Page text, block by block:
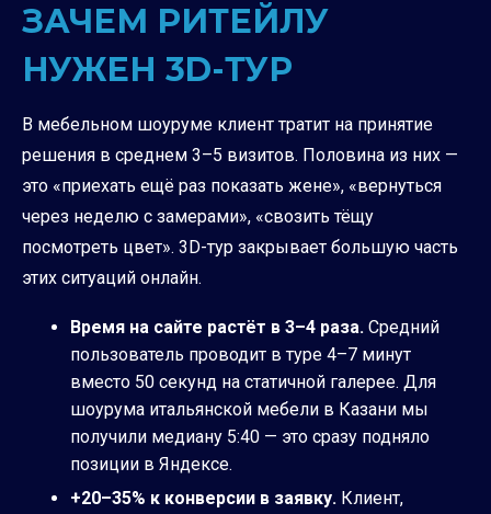
ЗАЧЕМ РИТЕЙЛУ
НУЖЕН 3D-ТУР
В мебельном шоуруме клиент тратит на принятие
решения в среднем 3–5 визитов. Половина из них —
это «приехать ещё раз показать жене», «вернуться
через неделю с замерами», «свозить тёщу
посмотреть цвет». 3D-тур закрывает большую часть
этих ситуаций онлайн.
Время на сайте растёт в 3–4 раза. Средний
пользователь проводит в туре 4–7 минут
вместо 50 секунд на статичной галерее. Для
шоурума итальянской мебели в Казани мы
получили медиану 5:40 — это сразу подняло
позиции в Яндексе.
+20–35% к конверсии в заявку. Клиент,